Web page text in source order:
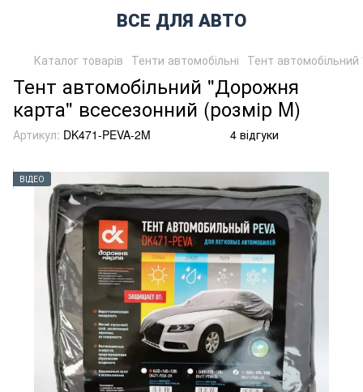
ВСЕ ДЛЯ АВТО
Каталог товарів Тенти автомобільні Тент
Тент автомобільний "Дорожня
карта" всесезонний (розмір M)
Артикул: DK471-PEVA-2M 4 відгуки
ВІДЕО